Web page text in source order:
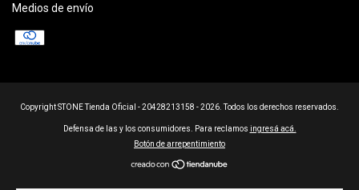
Medios de envío
Copyright STONE Tienda Oficial - 20428213158 - 2026. Todos los derechos reservados.
Defensa de las y los consumidores. Para reclamos ingresá acá.
Botón de arrepentimiento